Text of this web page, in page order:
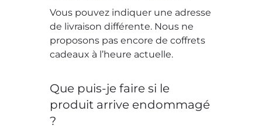
Vous pouvez indiquer une adresse
de livraison différente. Nous ne
proposons pas encore de coffrets
cadeaux à l’heure actuelle.
Que puis-je faire si le
produit arrive endommagé
?